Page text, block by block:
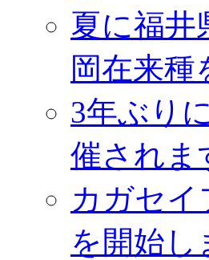
夏に福井
岡在来種
3年ぶり
催されま
カガセ
を開始し